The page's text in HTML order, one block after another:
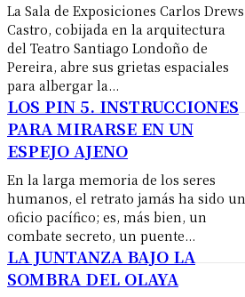
La Sala de Exposiciones Carlos Drews
Castro, cobijada en la arquitectura
del Teatro Santiago Londoño de
Pereira, abre sus grietas espaciales
para albergar la...
LOS PIN 5. INSTRUCCIONES
PARA MIRARSE EN UN
ESPEJO AJENO
En la larga memoria de los seres
humanos, el retrato jamás ha sido un
oficio pacífico; es, más bien, un
combate secreto, un puente...
LA JUNTANZA BAJO LA
SOMBRA DEL OLAYA